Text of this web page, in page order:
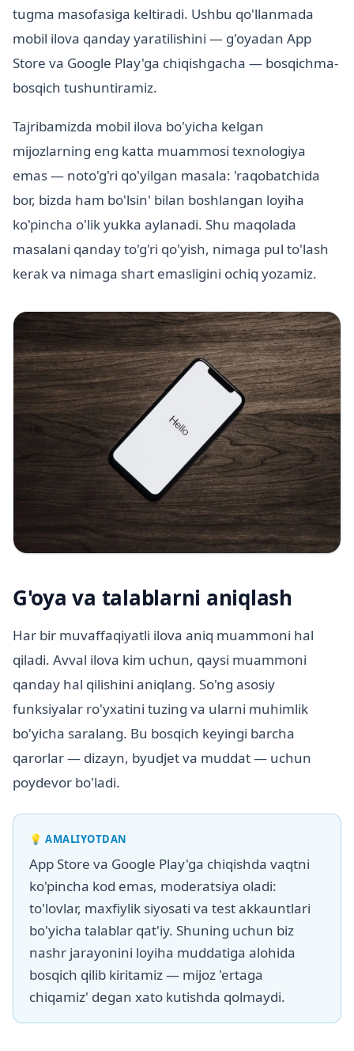
tugma masofasiga keltiradi. Ushbu qo'llanmada
mobil ilova qanday yaratilishini — g'oyadan App
Store va Google Play'ga chiqishgacha — bosqichma-
bosqich tushuntiramiz.
Tajribamizda mobil ilova bo'yicha kelgan
mijozlarning eng katta muammosi texnologiya
emas — noto'g'ri qo'yilgan masala: 'raqobatchida
bor, bizda ham bo'lsin' bilan boshlangan loyiha
ko'pincha o'lik yukka aylanadi. Shu maqolada
masalani qanday to'g'ri qo'yish, nimaga pul to'lash
kerak va nimaga shart emasligini ochiq yozamiz.
G'oya va talablarni aniqlash
Har bir muvaffaqiyatli ilova aniq muammoni hal
qiladi. Avval ilova kim uchun, qaysi muammoni
qanday hal qilishini aniqlang. So'ng asosiy
funksiyalar ro'yxatini tuzing va ularni muhimlik
bo'yicha saralang. Bu bosqich keyingi barcha
qarorlar — dizayn, byudjet va muddat — uchun
poydevor bo'ladi.
💡AMALIYOTDAN
App Store va Google Play'ga chiqishda vaqtni
ko'pincha kod emas, moderatsiya oladi:
to'lovlar, maxfiylik siyosati va test akkauntlari
bo'yicha talablar qat'iy. Shuning uchun biz
nashr jarayonini loyiha muddatiga alohida
bosqich qilib kiritamiz — mijoz 'ertaga
chiqamiz' degan xato kutishda qolmaydi.